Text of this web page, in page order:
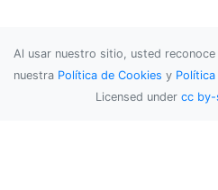
Al usar nuestro sitio, usted
nuestra Política de Cookies y
Licensed under cc